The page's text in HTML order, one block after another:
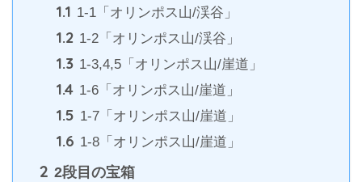
1.1 1-1「オリンポス山/渓谷」
1.2 1-2「オリンポス山/渓谷」
1.3 1-3,4,5「オリンポス山/崖道」
1.4 1-6「オリンポス山/崖道」
1.5 1-7「オリンポス山/崖道」
1.6 1-8「オリンポス山/崖道」
2 2段目の宝箱